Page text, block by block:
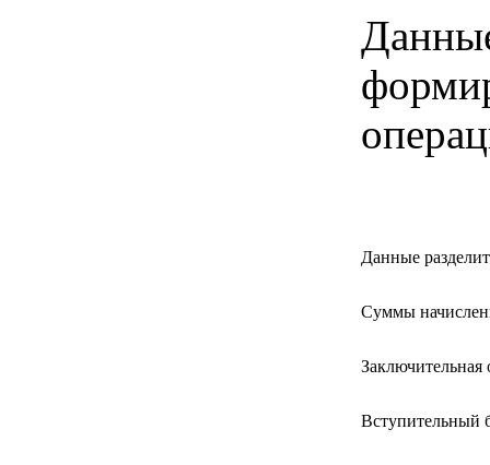
Данные
Суммы
Заключительная
Вступительный